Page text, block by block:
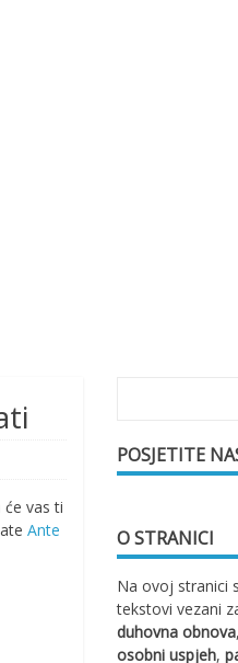
će vas ti
Ante
POSJETITE
O STRANICI
Na ovoj stranici
tekstovi vezani
duhovna obnova
osobni uspjeh,